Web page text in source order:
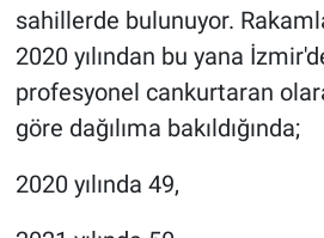
sahillerde bulunuyor.
2020 yılından bu yana
profesyonel cankurtaran
göre dağılıma bakıldığında;
2020 yılında 49,